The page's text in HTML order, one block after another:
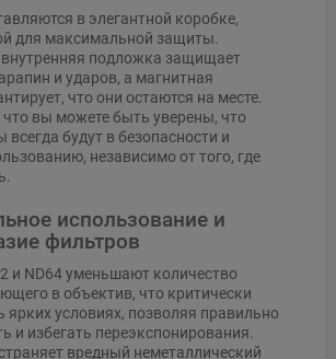
в элегантной коробке,
для максимальной защиты.
подложка защищает
и ударов, а магнитная
что они остаются на месте.
что вы можете быть уверены, что
будут в безопасности и
независимо от того, где
использование и
фильтров
и ND64 уменьшают количество
в объектив, что критически
ярких условиях, позволяя правильно
и избегать переэкспонирования.
вредный неметаллический